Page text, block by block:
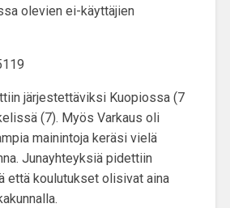
olevien ei-käyttäjien
järjestettäviksi Kuopiossa(7
(7). Myös Varkaus oli
mainintoja keräsi vielä
Junayhteyksiä pidettiin
että koulutukset olisivat aina